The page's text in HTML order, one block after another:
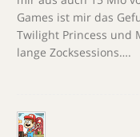
Games ist mir das
Twilight Princess und
lange Zocksessions….